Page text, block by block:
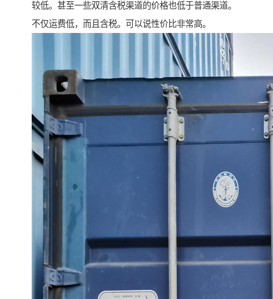
较低。甚至一些双清含税渠道的价格也低于普通渠道。
不仅运费低，而且含税。可以说性价比非常高。